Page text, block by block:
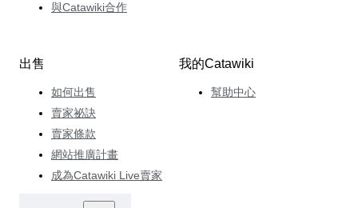
與Catawiki合作
出售
如何出售
賣家祕訣
賣家條款
網站推廣計畫
成為Catawiki Live賣家
我的Catawiki
幫助中心